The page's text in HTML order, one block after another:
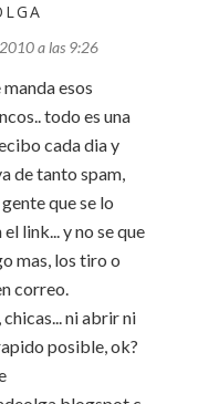
a las 9:26
esos
todo es una
cada dia y
de tanto spam,
que se lo
link... y no se que
mas, los tiro o
correo.
ni abrir ni
posible, ok?